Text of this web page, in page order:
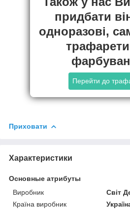
придбати
одноразові,
Перейти до
Приховати
Характеристики
Основные атрибуты
Виробник
Світ
Країна виробник